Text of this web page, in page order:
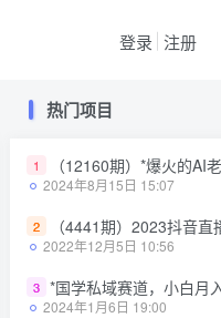
登录 注册
热门项目
1 （12160期）*爆火的AI老照片动起来多重变现教程，
2024年8月15日 15:07
2 （4441期）2023抖音直播切片带货实战，0基础+零资
2022年12月5日 10:56
3 *国学私域赛道，小白月入10万+，引流
2024年1月6日 19:00
热门项目
1 （12160期）*爆火的AI老照片动起来多重变现教程，
2024年8月15日 15:07
2 （4441期）2023抖音直播切片带货实战，0基础+零资
2022年12月5日 10:56
3 *国学私域赛道，小白月入10万+，引流
2024年1月6日 19:00